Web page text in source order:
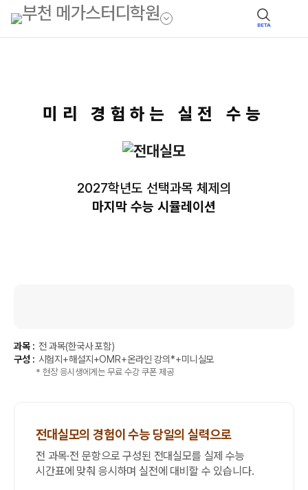
BETA
미리 경험하는 실전 수능
2027학년도 선택과목 체제의
마지막 수능 시뮬레이션
과목 : 전 과목(한국사 포함)
구성 : 시험지+해설지+OMR+온라인 강의*+미니실모
* 현장 응시생에게는 무료 수강 쿠폰 제공
전대실모의 경험이 수능 당일의 실력으로
전 과목·전 문항으로 구성된 전대실모를 실제 수능
시간표에 맞춰 응시하며 실전에 대비할 수 있습니다.